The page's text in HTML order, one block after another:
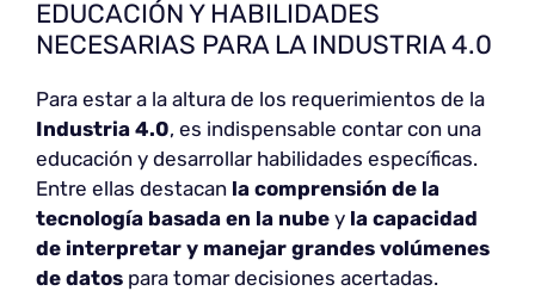
EDUCACIÓN Y HABILIDADES
NECESARIAS PARA LA INDUSTRIA 4.0
Para estar a la altura de los requerimientos de la
Industria 4.0, es indispensable contar con una
educación y desarrollar habilidades específicas.
Entre ellas destacan la comprensión de la
tecnología basada en la nube y la capacidad
de interpretar y manejar grandes volúmenes
de datos para tomar decisiones acertadas.